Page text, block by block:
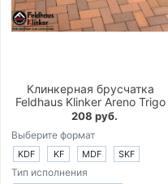
Клинкерная брусчатка
Feldhaus Klinker Areno Trigo
208 руб.
Выберите формат
KDF KF MDF SKF
Тип исполнения